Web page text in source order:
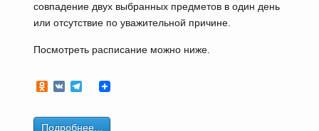
совпадение двух выбранных предметов в один день
или отсутствие по уважительной причине.
Посмотреть расписание можно ниже.
Odnoklassniki
VKTelegram
Подробнее...